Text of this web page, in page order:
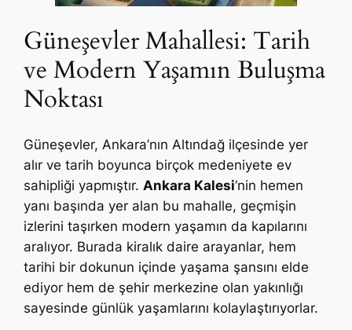
Güneşevler Mahallesi: Tarih
ve Modern Yaşamın Buluşma
Noktası
Güneşevler, Ankara’nın Altındağ ilçesinde yer
alır ve tarih boyunca birçok medeniyete ev
sahipliği yapmıştır. Ankara Kalesi‘nin hemen
yanı başında yer alan bu mahalle, geçmişin
izlerini taşırken modern yaşamın da kapılarını
aralıyor. Burada kiralık daire arayanlar, hem
tarihi bir dokunun içinde yaşama şansını elde
ediyor hem de şehir merkezine olan yakınlığı
sayesinde günlük yaşamlarını kolaylaştırıyorlar.